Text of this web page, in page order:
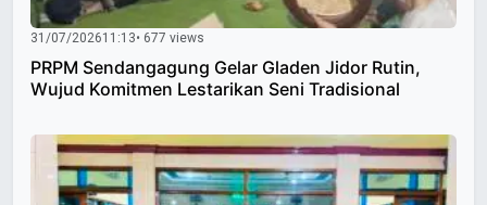
31/07/202611:13• 677 views
PRPM Sendangagung Gelar Gladen Jidor Rutin,
Wujud Komitmen Lestarikan Seni Tradisional